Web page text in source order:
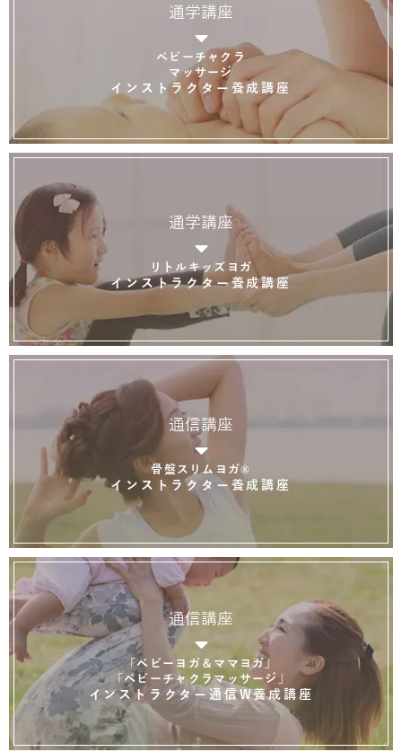
通学講座
ベビーチャクラ
マッサージ
インストラクター養成講座
通学講座
リトルキッズヨガ
インストラクター養成講座
通信講座
骨盤スリムヨガ®
インストラクター養成講座
通信講座
「ベビーヨガ＆ママヨガ」
「ベビーチャクラマッサージ」
インストラクター通信W養成講座